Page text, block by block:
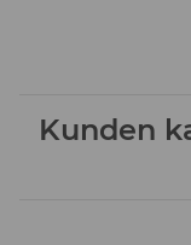
Kunden